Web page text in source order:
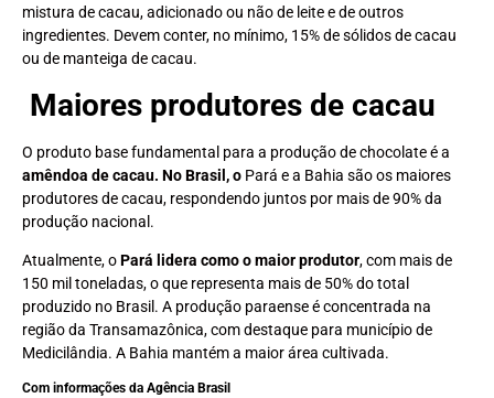
mistura de cacau, adicionado ou não de leite e de outros
ingredientes. Devem conter, no mínimo, 15% de sólidos de cacau
ou de manteiga de cacau.
Maiores produtores de cacau
O produto base fundamental para a produção de chocolate é a
amêndoa de cacau. No Brasil, o Pará e a Bahia são os maiores
produtores de cacau, respondendo juntos por mais de 90% da
produção nacional.
Atualmente, oPará lidera como o maior produtor, com mais de
150 mil toneladas, o que representa mais de 50% do total
produzido no Brasil. A produção paraense é concentrada na
região da Transamazônica, com destaque para município de
Medicilândia. A Bahia mantém a maior área cultivada.
Com informações da Agência Brasil